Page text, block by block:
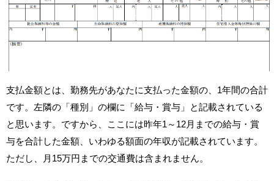
支払金額とは、勤務先があなたに支払った金額の、1年間の合計
です。左隣の「種別」の欄に「給与・賞与」と記載されている
と思います。ですから、ここには昨年1～12月までの給与・賞
与を合計した金額、いわゆる額面の年収が記載されています。
ただし、月15万円までの交通費は含まれません。